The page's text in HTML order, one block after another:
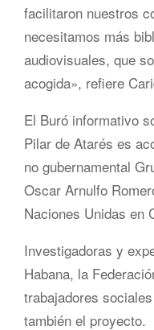
facilitaron nuestros
necesitamos más
audiovisuales, que
acogida», refiere
El Buró informativo
Pilar de Atarés es
no gubernamental
Oscar Arnulfo
Naciones Unidas en
Investigadoras y
Habana, la
trabajadores
también el proyecto.